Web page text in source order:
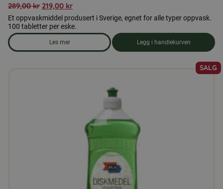
289,00kr 219,00 kr
Et oppvaskmiddel produsert i Sverige, egnet for alle typer oppvask.
100 tabletter per eske.
Les mer
om produkten Oppvaskmaskin-tabletter, 100 tabletter
Legg i handlekurven
SALG